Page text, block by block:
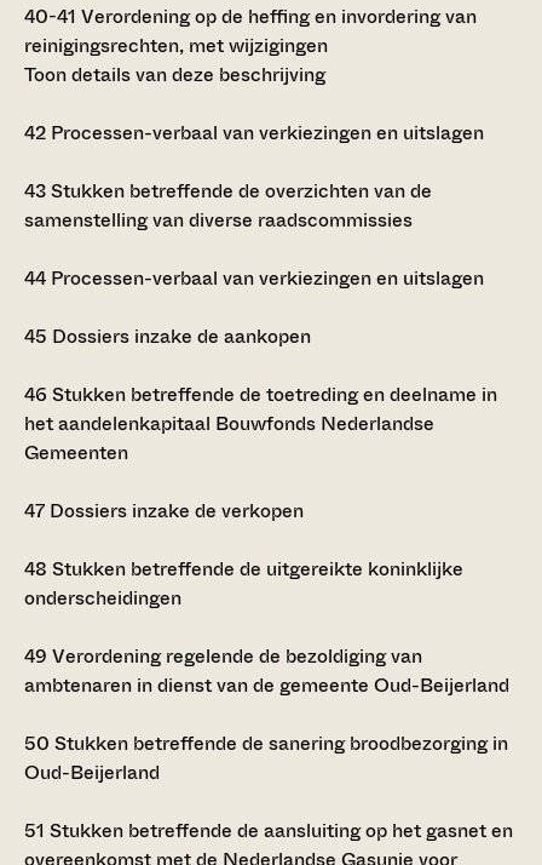
40-41 Verordening op de heffing en invordering van
reinigingsrechten, met wijzigingen
Toon details van deze beschrijving
42 Processen-verbaal van verkiezingen en uitslagen
43Stukken betreffende de overzichten van de
samenstelling van diverse raadscommissies
44 Processen-verbaal van verkiezingen en uitslagen
45 Dossiers inzake de aankopen
46 Stukken betreffende de toetreding en deelname in
het aandelenkapitaal Bouwfonds Nederlandse
Gemeenten
47 Dossiers inzake de verkopen
48 Stukken betreffende de uitgereikte koninklijke
onderscheidingen
49 Verordening regelende de bezoldiging van
ambtenaren in dienst van de gemeente Oud-Beijerland
50 Stukken betreffende de sanering broodbezorging in
Oud-Beijerland
51 Stukken betreffende de aansluiting op het gasnet en